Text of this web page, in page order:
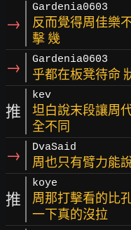
→
Gardenia0603
反而覺得周佳樂
擊 幾
→ Gardenia0603
乎都在板凳待命
推
kev
坦白說末段讓周
全不同
→ DvaSaid
周也只有臂力能
推
koye
周那打擊看的比
一下真的沒拉